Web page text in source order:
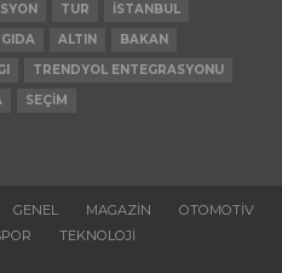
TUR
İSTANBUL
ALTIN
BAKAN
TRENDYOL ENTEGRASYONU
SEÇIM
GENEL MAGAZIN
OTOMOTIV
TEKNOLOJI